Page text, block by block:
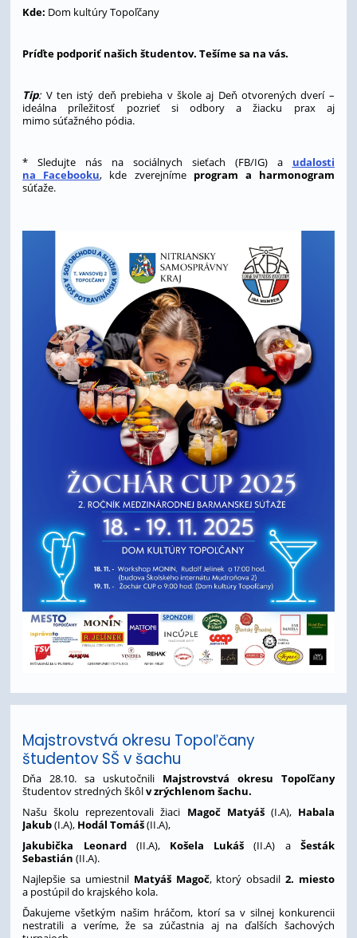
Kde: Dom kultúry Topoľčany
Príďte podporiť našich študentov. Tešíme sa na vás.
Tip:V ten istý deň prebieha v škole aj Deň otvorených dverí –
ideálna príležitosť pozrieť si odbory a žiacku prax aj
mimo súťažného pódia.
* Sledujte nás na sociálnych sieťach (FB/IG) a udalosti
na Facebooku, kde zverejníme program a harmonogram
súťaže.
Majstrovstvá okresu Topoľčany
študentov SŠ v šachu
Dňa 28.10. sa uskutočnili Majstrovstvá okresu Topoľčany
študentov stredných škôlv zrýchlenom šachu.
Našu školu reprezentovali žiaci Magoč Matyáš (I.A), Habala
Jakub(I.A), Hodál Tomáš(II.A),
Jakubička Leonard(II.A), Košela Lukáš (II.A) aŠesták
Sebastián(II.A).
Najlepšie sa umiestnil Matyáš Magoč, ktorý obsadil 2. miesto
a postúpil do krajského kola.
Ďakujeme všetkým našim hráčom, ktorí sa v silnej konkurencii
nestratili a veríme, že sa zúčastnia aj na ďalších šachových